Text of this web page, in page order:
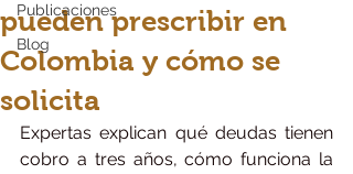
Publicaciones
Blog
pueden prescribir en
Colombia y cómo se
solicita
Expertas explican qué deudas tienen
cobro a tres años, cómo funciona la